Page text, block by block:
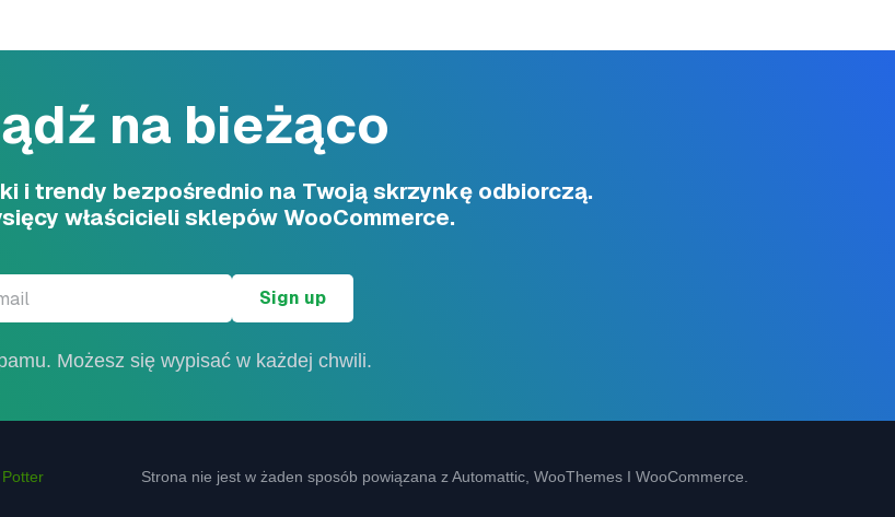
na bieżąco
i trendy bezpośrednio na Twoją skrzynkę odbiorczą.
właścicieli sklepów WooCommerce.
*
Możesz się wypisać w każdej chwili.
Potter Strona nie jest w żaden sposób powiązana z Automattic, WooThemes I WooCommerce.